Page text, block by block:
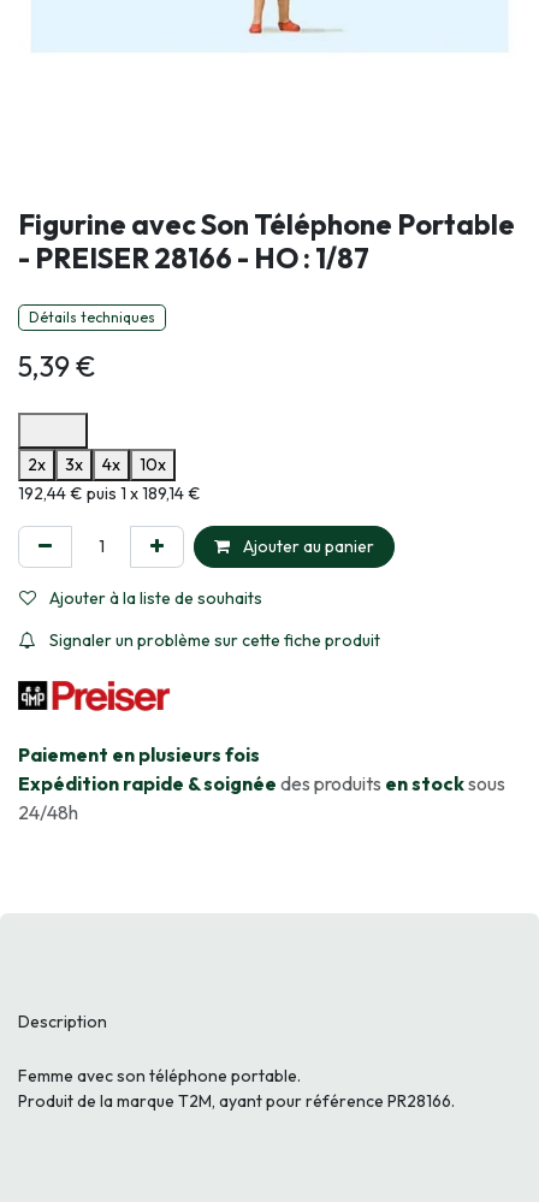
Figurine avec Son Téléphone Portable
- PREISER 28166 - HO : 1/87
Détails techniques
5,39€
2x
3x 4x
10x
Informations sur le plan de paiement sélectionné
192,44 € puis 1 x 189,14 €
Ajouter au panier
Ajouter à la liste de souhaits
Signaler un problème sur cette fiche produit
​Paiement en plusieurs fois
Expédition rapide & soignée des produits en stocksous
24/48h
Description
Femme avec son téléphone portable.
Produit de la marque T2M, ayant pour référence PR28166.